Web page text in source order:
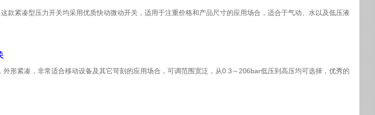
款紧凑型压力开关均采用优质快动微动开关，适用于注重价格和产品尺寸的应用场合，适合于气动、水以及低压液
形紧凑，非常适合移动设备及其它苛刻的应用场合，可调范围宽泛，从0.3～206bar低压到高压均可选择，优秀的